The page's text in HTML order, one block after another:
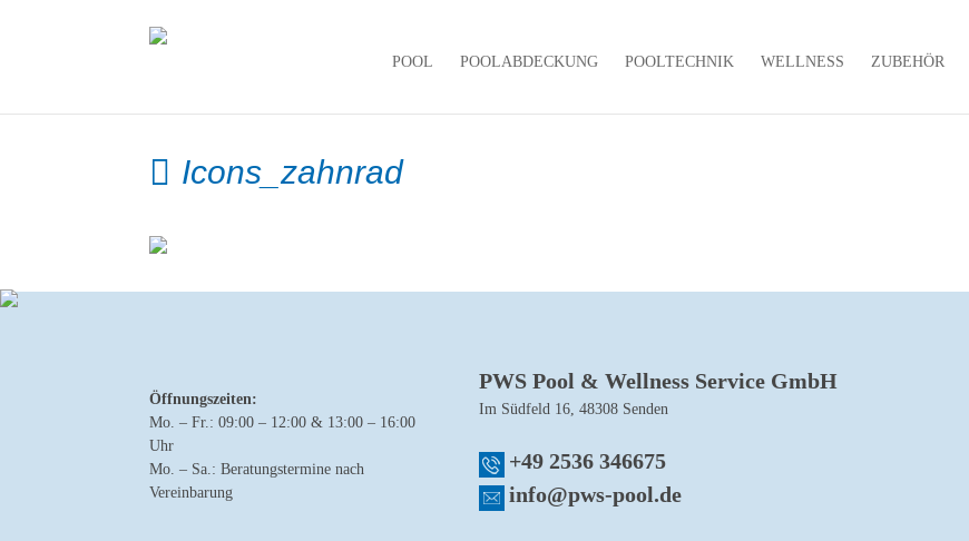
POOL POOLABDECKUNG POOLTECHNIK WELLNESS ZUBEHÖR
Icons_zahnrad
Öffnungszeiten:
Mo. – Fr.: 09:00 – 12:00 & 13:00 – 16:00
Uhr
Mo. – Sa.: Beratungstermine nach
Vereinbarung
PWS Pool & Wellness Service GmbH
Im Südfeld 16, 48308 Senden
+49 2536 346675
info@pws-pool.de